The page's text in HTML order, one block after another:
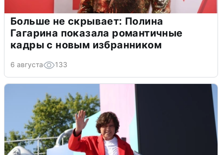
Больше не скрывает: Полина
Гагарина показала романтичные
кадры с новым избранником
6 августа 133